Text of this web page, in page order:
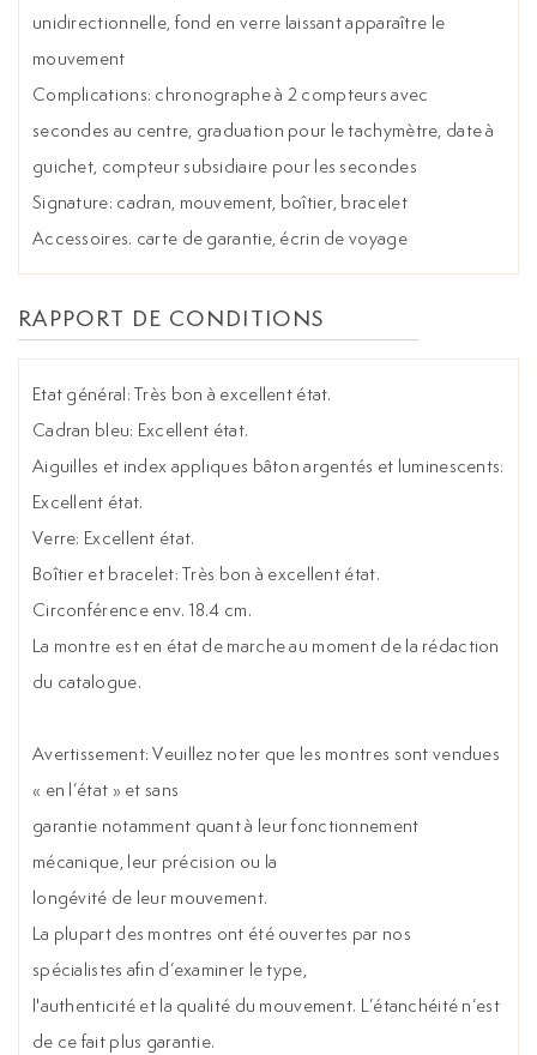
unidirectionnelle, fond en verre laissant apparaître le
mouvement
Complications: chronographe à 2 compteurs avec
secondes au centre, graduation pour le tachymètre, date à
guichet, compteur subsidiaire pour les secondes
Signature: cadran, mouvement, boîtier, bracelet
Accessoires. carte de garantie, écrin de voyage
RAPPORT DE CONDITIONS
Etat général: Très bon à excellent état.
Cadran bleu: Excellent état.
Aiguilles et index appliques bâton argentés et luminescents:
Excellent état.
Verre: Excellent état.
Boîtier et bracelet: Très bon à excellent état.
Circonférence env. 18.4 cm.
La montre est en état de marche au moment de la rédaction
du catalogue.
Avertissement: Veuillez noter que les montres sont vendues
« en l’état » et sans
garantie notamment quant à leur fonctionnement
mécanique, leur précision ou la
longévité de leur mouvement.
La plupart des montres ont été ouvertes par nos
spécialistes afin d’examiner le type,
l'authenticité et la qualité du mouvement. L’étanchéité n’est
de ce fait plus garantie.